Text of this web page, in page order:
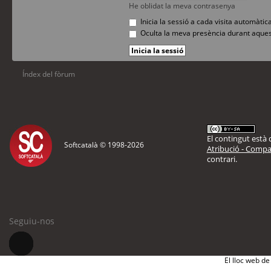
He oblidat la meva contrasenya
Inicia la sessió a cada visita
Oculta la meva presència durant
Índex del fòrum
Softcatalà © 1998-2026
El contingut està
Atribució -
contrari.
Seguiu-nos
El lloc web